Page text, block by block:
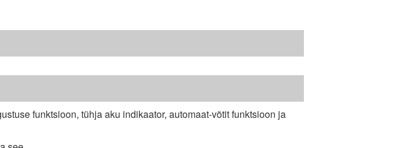
funktsioon, tühja aku indikaator, automaat-võtit funktsioon ja